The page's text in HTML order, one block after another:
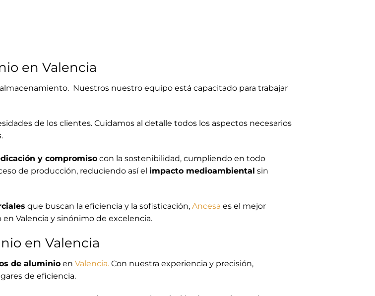
en Valencia
Nuestros nuestro equipo está capacitado para trabajar
de los clientes. Cuidamos al detalle todos los aspectos necesarios
y compromiso con la sostenibilidad, cumpliendo en todo
de producción, reduciendo así el impacto medioambiental sin
que buscan la eficiencia y la sofisticación, Ancesa es el mejor
Valencia y sinónimo de excelencia.
en Valencia
de aluminio en Valencia. Con nuestra experiencia y precisión,
de eficiencia.